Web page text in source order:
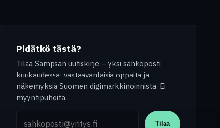
Pidätkö tästä?
Tilaa Sampsan uutiskirje – yksi sähköposti
kuukaudessa: vastaavanlaisia oppaita ja
näkemyksiä Suomen digimarkkinoinnista. Ei
myyntipuheita.
Tilaa